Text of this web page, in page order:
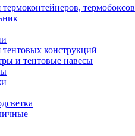
тентовых конструкций
и тентовые навесы